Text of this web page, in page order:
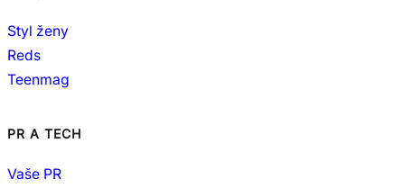
Styl ženy
Reds
Teenmag
PR A TECH
Vaše PR